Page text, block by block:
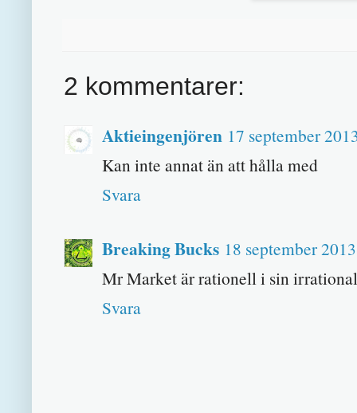
2 kommentarer:
Aktieingenjören 17 september
Kan inte annat än att hålla med
Svara
Breaking Bucks 18 september
Mr Market är rationell i sin
Svara